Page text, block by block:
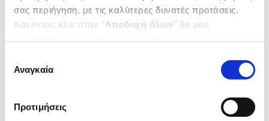
σας περιήγηση, με τις καλύτερες δυνατές προτάσεις.
Κάνοντας κλικ στην ‘’Αποδοχή όλων’’ θα μας
ενδιαφέρουν και να επιλέξετε από τα παρακάτω με την
΄΄και να ενημερωθείτε σχετικά με
συγκατάθεσης
Αναγκαία
Προτιμήσεις